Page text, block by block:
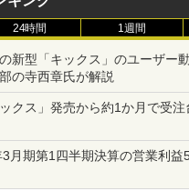
24時間 1週間
新型「キックス」のユーザー
の寺西章氏が解説
クス」発売から約1か月で受
月期第1四半期決算の営業利益